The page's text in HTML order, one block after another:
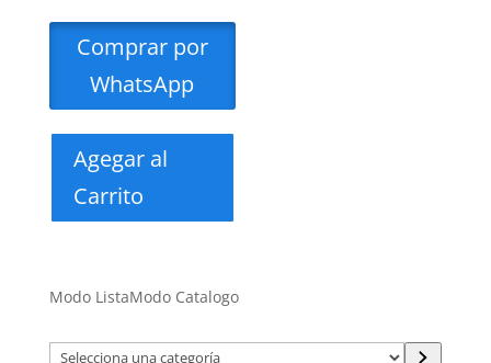
Comprar por
WhatsApp
Agegar al
Carrito
Modo ListaModo Catalogo
Selecciona